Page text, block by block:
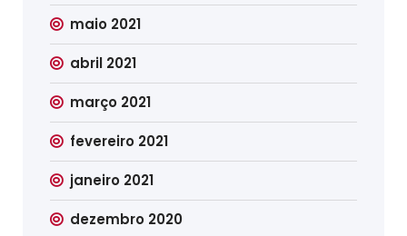
maio 2021
abril 2021
março 2021
fevereiro 2021
janeiro 2021
dezembro 2020